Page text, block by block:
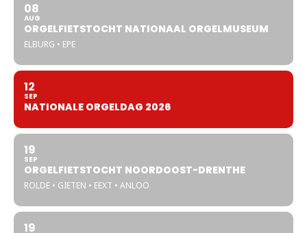
08
AUG
ORGELFIETSTOCHT NATIONAAL ORGELMUSEUM
ELBURG • EPE
12
SEP
NATIONALE ORGELDAG 2026
19
SEP
ORGELFIETSTOCHT NOORDOOST-DRENTHE
ROLDE • GIETEN • EEXT • ANLOO
19